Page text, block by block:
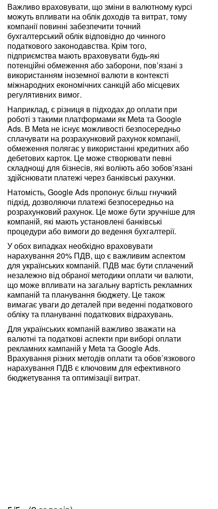
Важливо враховувати, що зміни в валютному курсі
можуть впливати на облік доходів та витрат, тому
компанії повинні забезпечити точний
бухгалтерський облік відповідно до чинного
податкового законодавства. Крім того,
підприємства мають враховувати будь-які
потенційні обмеження або заборони, пов’язані з
використанням іноземної валюти в контексті
міжнародних економічних санкцій або місцевих
регулятивних вимог.
Наприклад, є різниця в підходах до оплати при
роботі з такими платформами як Meta та Google
Ads. В Meta не існує можливості безпосередньо
сплачувати на розрахунковий рахунок компанії,
обмеження полягає у використанні кредитних або
дебетових карток. Це може створювати певні
складнощі для бізнесів, які воліють або зобов’язані
здійснювати платежі через банківські рахунки.
Натомість, Google Ads пропонує більш гнучкий
підхід, дозволяючи платежі безпосередньо на
розрахунковий рахунок. Це може бути зручніше для
компаній, які мають установлені банківські
процедури або вимоги до ведення бухгалтерії.
У обох випадках необхідно враховувати
нарахування 20% ПДВ, що є важливим аспектом
для українських компаній. ПДВ має бути сплачений
незалежно від обраної методики оплати чи валюти,
що може впливати на загальну вартість рекламних
кампаній та планування бюджету. Це також
вимагає уваги до деталей при веденні податкового
обліку та плануванні податкових відрахувань.
Для українських компаній важливо зважати на
валютні та податкові аспекти при виборі оплати
рекламних кампаній у Meta та Google Ads.
Врахування різних методів оплати та обов’язкового
нарахування ПДВ є ключовим для ефективного
бюджетування та оптимізації витрат.